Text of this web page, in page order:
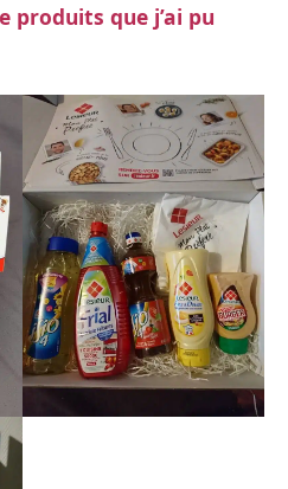
produits que j’ai pu